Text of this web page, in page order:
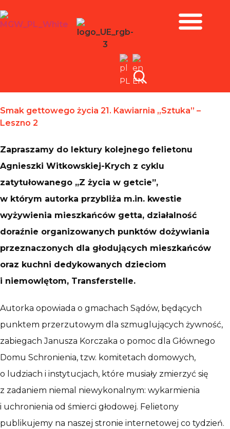
PL EN
Smak gettowego życia 21. Kawiarnia „Sztuka” –
Leszno 2
Zapraszamy do lektury kolejnego felietonu
Agnieszki Witkowskiej-Krych z cyklu
zatytułowanego „Z życia w getcie”,
w którym autorka przybliża m.in. kwestie
wyżywienia mieszkańców getta, działalność
doraźnie organizowanych punktów dożywiania
przeznaczonych dla głodujących mieszkańców
oraz kuchni dedykowanych dzieciom
i niemowlętom, Transferstelle.
Autorka opowiada o gmachach Sądów, będących
punktem przerzutowym dla szmuglujących żywność,
zabiegach Janusza Korczaka o pomoc dla Głównego
Domu Schronienia, tzw. komitetach domowych,
o ludziach i instytucjach, które musiały zmierzyć się
z zadaniem niemal niewykonalnym: wykarmienia
i uchronienia od śmierci głodowej. Felietony
publikujemy na naszej stronie internetowej co tydzień.